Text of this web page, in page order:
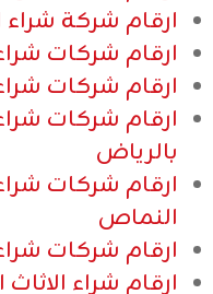
ارقام شركة
ارقام شركات
ارقام شركات
ارقام شركات
بالرياض
ارقام شركات
النماص
ارقام شركات
ارقام شراء